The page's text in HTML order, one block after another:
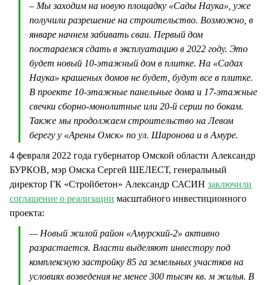
– Мы заходим на новую площадку «Сады Наука», уже
получили разрешение на строительство. Возможно, в
январе начнем забивать сваи. Первый дом
постараемся сдать в эксплуатацию в 2022 году. Это
будет новый 10-этажный дом в плитке. На «Садах
Наука» крашеных домов не будет, будут все в плитке.
В проекте 10-этажные панельные дома и 17-этажные
свечки сборно-монолитные или 20-й серии по бокам.
Также мы продолжаем строительство на Левом
берегу у «Арены Омск» по ул. Шаронова и в Амуре.
4 февраля 2022 года губернатор Омской области Александр
БУРКОВ, мэр Омска Сергей ШЕЛЕСТ, генеральный
директор ГК «Стройбетон» Александр САСИН заключили
соглашение о реализации масштабного инвестиционного
проекта:
— Новый жилой район «Амурский-2» активно
разрастается. Власти выделяют инвестору под
комплексную застройку 85 га земельных участков на
условиях возведения не менее 300 тысяч кв. м жилья. В